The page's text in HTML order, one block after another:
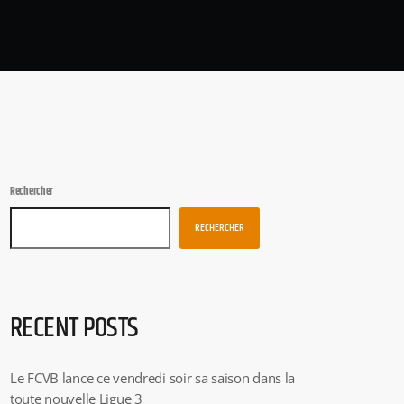
Rechercher
RECHERCHER
RECENT POSTS
Le FCVB lance ce vendredi soir sa saison dans la
toute nouvelle Ligue 3